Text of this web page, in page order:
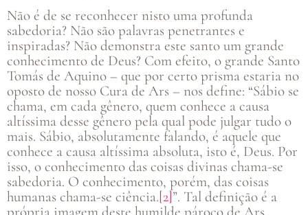
Não é de se reconhecer nisto uma profunda
sabedoria? Não são palavras penetrantes e
inspiradas? Não demonstra este santo um grande
conhecimento de Deus? Com efeito, o grande Santo
Tomás de Aquino – que por certo prisma estaria no
oposto de nosso Cura de Ars – nos define: “Sábio se
chama, em cada gênero, quem conhece a causa
altíssima desse gênero pela qual pode julgar tudo o
mais. Sábio, absolutamente falando, é aquele que
conhece a causa altíssima absoluta, isto é, Deus. Por
isso, o conhecimento das coisas divinas chama-se
sabedoria. O conhecimento, porém, das coisas
humanas chama-se ciência.[2]”. Tal definição é a